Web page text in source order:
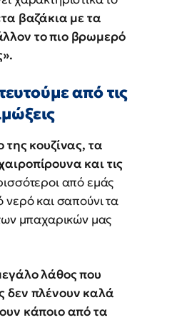
τα βαζάκια με τα
το πιο βρωμερό
από τις
της κουζίνας, τα
και τις
από εμάς
νερό και σαπούνι τα
μπαχαρικών μας
λάθος που
δεν πλένουν καλά
κάποιο από τα